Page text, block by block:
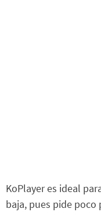
KoPlayer es ideal
baja, pues pide